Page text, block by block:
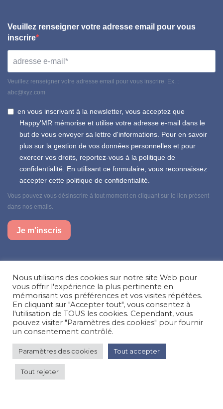
Veuillez renseigner votre adresse email pour vous
inscrire
Veuillez renseigner votre adresse email pour vous inscrire. Ex. :
abc@xyz.com
en vous inscrivant à la newsletter, vous acceptez que
Happy'MR mémorise et utilise votre adresse e-mail dans le
but de vous envoyer sa lettre d'informations. Pour en savoir
plus sur la gestion de vos données personnelles et pour
exercer vos droits, reportez-vous à la politique de
confidentialité. En utilisant ce formulaire, vous reconnaissez
accepter cette politique de confidentialité.
Vous pouvez vous désinscrire à tout moment en cliquant sur le lien présent
dans nos emails.
Je m'inscris
Facebook
Instagram
LinkedIn
Besoin d’aide, une question ?
Nous contacter
© Happy'MR - Tous droits réservés - Une création
Nous utilisons des cookies sur notre site Web pour
vous offrir l'expérience la plus pertinente en
mémorisant vos préférences et vos visites répétées.
En cliquant sur "Accepter tout", vous consentez à
l'utilisation de TOUS les cookies. Cependant, vous
pouvez visiter "Paramètres des cookies" pour fournir
un consentement contrôlé.
Paramètres des cookies Tout accepter
Tout rejeter
105 €par nuit